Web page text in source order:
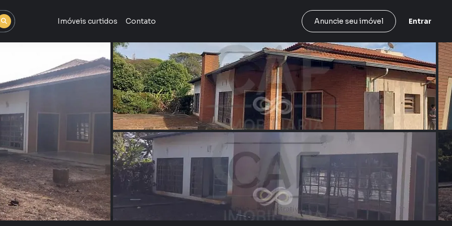
Imóveis curtidos Contato Anuncie seu imóvel Entrar